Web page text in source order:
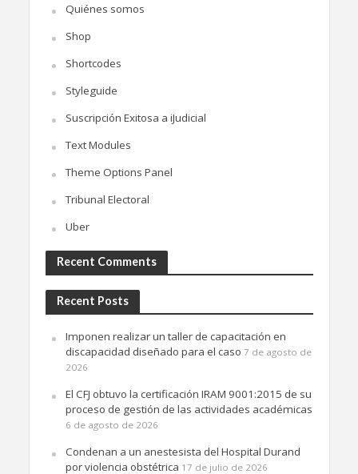
Quiénes somos
Shop
Shortcodes
Styleguide
Suscripción Exitosa a iJudicial
Text Modules
Theme Options Panel
Tribunal Electoral
Uber
Recent Comments
Recent Posts
Imponen realizar un taller de capacitación en
discapacidad diseñado para el caso 7 de agosto de
2026
El CFJ obtuvo la certificación IRAM 9001:2015 de su
proceso de gestión de las actividades académicas
6 de agosto de 2026
Condenan a un anestesista del Hospital Durand
por violencia obstétrica 17 de julio de 2026